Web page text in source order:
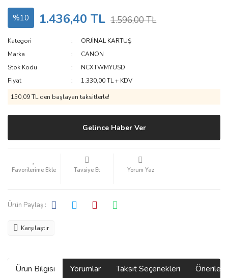
%10 1.436,40 TL 1.596,00 TL
Kategori
ORJİNAL KARTUŞ
Marka
CANON
Stok Kodu
NCXTWMYUSD
Fiyat
1.330,00 TL + KDV
150,09 TL den başlayan taksitlerle!
Gelince Haber Ver
Tavsiye Et Yorum Yaz
Ürün Paylaş :
Karşılaştır
Ürün Bilgisi Yorumlar Taksit Seçenekleri